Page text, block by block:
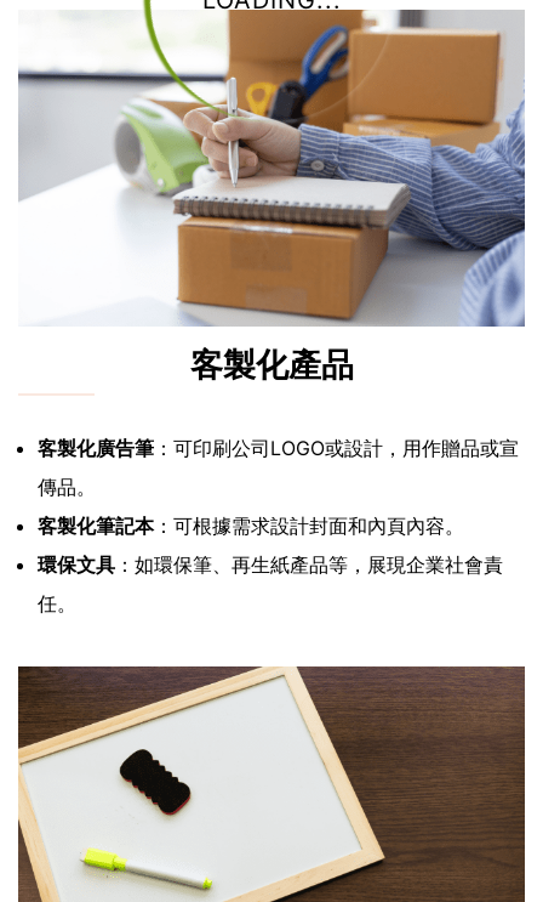
客製化產品
客製化廣告筆 ：可印刷公司LOGO或設計，用作贈品或宣
傳品。
客製化筆記本：可根據需求設計封面和內頁內容。
環保文具 ：如環保筆、再生紙產品等，展現企業社會責
任。